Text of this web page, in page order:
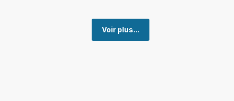
Voir plus...